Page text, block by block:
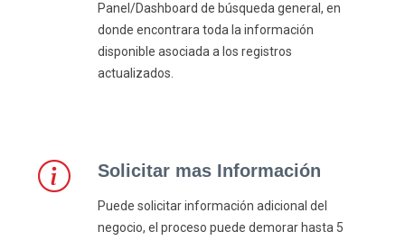
Panel/Dashboard de búsqueda general, en
donde encontrara toda la información
disponible asociada a los registros
actualizados.
Solicitar mas Información
Puede solicitar información adicional del
negocio, el proceso puede demorar hasta 5